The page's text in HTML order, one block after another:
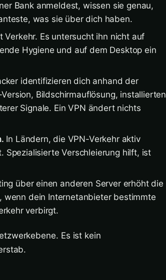
Bank anmeldest, wissen sie genau,
was sie über dich haben.
Verkehr. Es untersucht ihn nicht auf
Hygiene und auf dem Desktop ein
identifizieren dich anhand der
Bildschirmauflösung, installierten
Signale. Ein VPN ändert nichts
In Ländern, die VPN-Verkehr aktiv
Spezialisierte Verschleierung hilft, ist
über einen anderen Server erhöht die
wenn dein Internetanbieter bestimmte
verbirgt.
Es ist kein